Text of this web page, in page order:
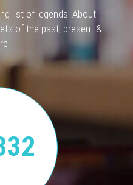
list of legends. About
of the past, present &